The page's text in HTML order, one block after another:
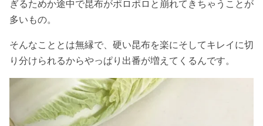
ぎるためか途中で昆布がポロポロと崩れてきちゃうことが
多いもの。
そんなこととは無縁で、硬い昆布を楽にそしてキレイに切
り分けられるからやっぱり出番が増えてくるんです。